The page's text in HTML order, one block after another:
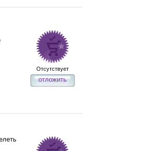
Отсутствует
отложить